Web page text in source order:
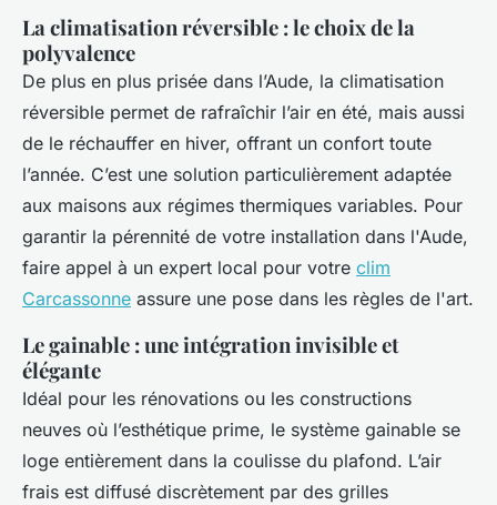
La climatisation réversible : le choix de la
polyvalence
De plus en plus prisée dans l’Aude, la climatisation
réversible permet de rafraîchir l’air en été, mais aussi
de le réchauffer en hiver, offrant un confort toute
l’année. C’est une solution particulièrement adaptée
aux maisons aux régimes thermiques variables. Pour
garantir la pérennité de votre installation dans l'Aude,
faire appel à un expert local pour votre clim
Carcassonne assure une pose dans les règles de l'art.
Le gainable : une intégration invisible et
élégante
Idéal pour les rénovations ou les constructions
neuves où l’esthétique prime, le système gainable se
loge entièrement dans la coulisse du plafond. L’air
frais est diffusé discrètement par des grilles